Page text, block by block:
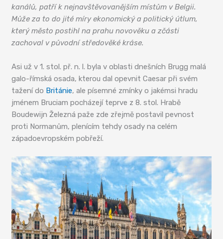
kanálů, patří k nejnavštěvovanějším místům v Belgii.
Může za to do jité míry ekonomický a politický útlum,
který město postihl na prahu novověku a zčásti
zachoval v původní středověké kráse.
Asi už v 1. stol. př. n. l. byla v oblasti dnešních Brugg malá
galo-římská osada, kterou dal opevnit Caesar při svém
tažení do Británie, ale písemné zmínky o jakémsi hradu
jménem Bruciam pocházejí teprve z 8. stol. Hrabě
Boudewijn Železná paže zde zřejmě postavil pevnost
proti Normanům, plenícím tehdy osady na celém
západoevropském pobřeží.